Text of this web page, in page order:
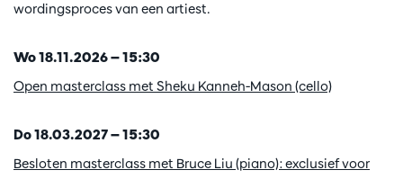
wordingsproces van een artiest.
Wo 18.11.2026 — 15:30
Open masterclass met Sheku Kanneh-Mason (cello)
Do 18.03.2027 — 15:30
Besloten masterclass met Bruce Liu (piano): exclusief voor